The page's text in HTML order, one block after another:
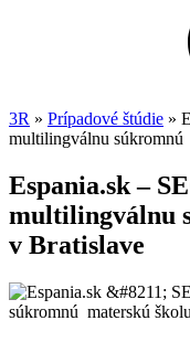
3R » Prípadové štúdie »
multilingválnu súkromnú
Espania.sk –
multilingválnu
v Bratislave